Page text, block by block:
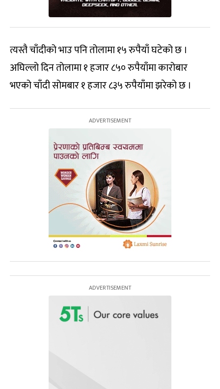
त्यस्तै चाँदीको भाउ पनि तोलामा १५ रुपैयाँ घटेको छ ।
अघिल्लो दिन तोलामा १ हजार ८५० रुपैयाँमा कारोबार
भएको चाँदी सोमबार १ हजार ८३५ रुपैयाँमा झरेको छ ।